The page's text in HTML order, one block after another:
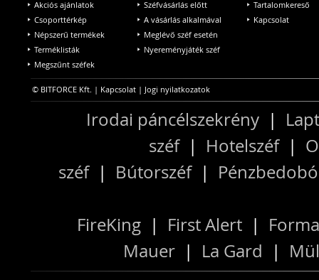
Akciós ajánlatok
Csoporttérkép
Népszerű termékek
Terméklisták
Megszűnt széfek
Széfvásárlás előtt
A vásárlás alkalmával
Meglévő széf esetén
Nyereményjáték széf
Tartalomkereső
Kapcsolat
© BITFORCE Kft. | Kapcsolat | Jogi nyilatkozatok
Irodai páncélszekrény |
széf| Hotelszéf|
széf| Bútorszéf|
FireKing | First Alert |
Mauer | La Gard |